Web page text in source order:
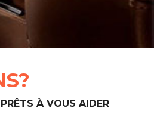
À VOUS AIDER